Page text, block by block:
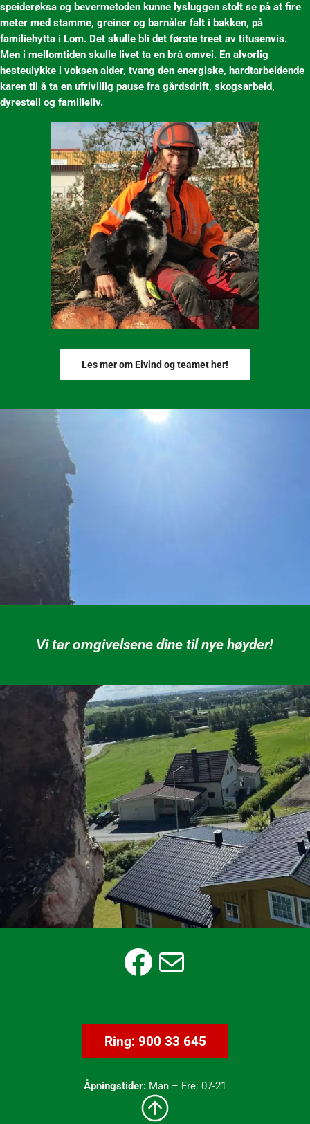
speiderøksa og bevermetoden kunne lysluggen stolt se på at fire
meter med stamme, greiner og barnåler falt i bakken, på
familiehytta i Lom. Det skulle bli det første treet av titusenvis.
Men i mellomtiden skulle livet ta en brå omvei. En alvorlig
hesteulykke i voksen alder, tvang den energiske, hardtarbeidende
karen til å ta en ufrivillig pause fra gårdsdrift, skogsarbeid,
dyrestell og familieliv.
Les mer om Eivind og teamet her!
Vi tar omgivelsene dine til nye høyder!
Facebook
E-post
Ring: 900 33 645
Åpningstider: Man – Fre: 07-21
Til toppen